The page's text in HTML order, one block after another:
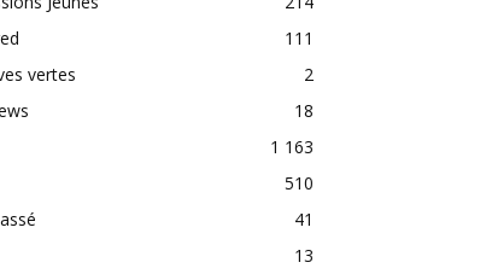
111
vertes
2
18
1 163
510
41
13